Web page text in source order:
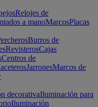
Relojes de
a manoMarcosPlacas
Burros de
RevisterosCajas
Centros de
JarronesMarcos de
decorativaIluminación para
Iluminación